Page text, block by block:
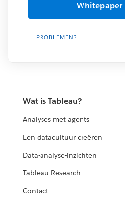
PROBLEMEN?
Wat is Tableau?
Analyses met agents
Een datacultuur creëren
Data-analyse-inzichten
Tableau Research
Contact